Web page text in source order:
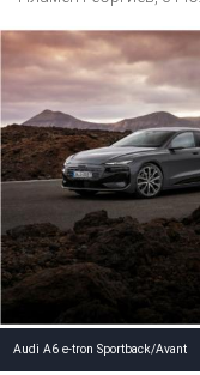
Audi A6 e-tron Sportback/Avant